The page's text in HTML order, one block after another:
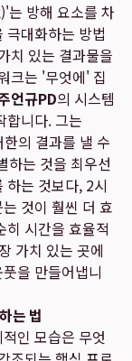
방해 요소를 차
극대화하는 방법
치 있는 결과물을
크는 '무엇에' 집
언규PD의 시스템
합니다. 그는
의 결과를 낼 수
는 것을 최우선
하는 것보다, 2시
것이 훨씬 더 효
히 시간을 효율적
가치 있는 곳에
을 만들어냅니
는 법
인 모습은 무엇